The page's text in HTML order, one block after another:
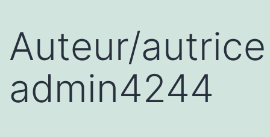
Auteur/
admin4244